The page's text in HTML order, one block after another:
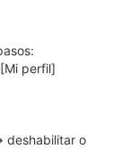
perfil]
deshabilitar o